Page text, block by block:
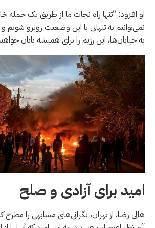
او افزود: “تنها راه نجات ما از طریق یک حمله
نمی‌توانیم به تنهایی با این وضعیت روبرو شویم و
به خیابان‌ها، این رژیم را برای همیشه پایان
امید برای آزادی و صلح
هالی رضا، از تهران، نگرانی‌های مشابهی را مطرح